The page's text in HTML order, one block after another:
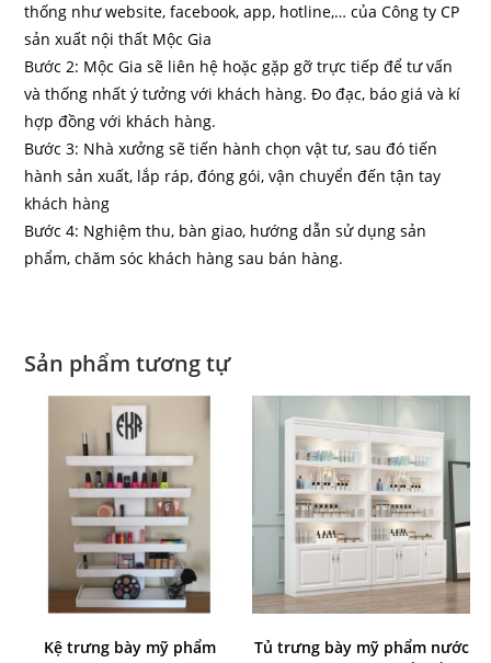
thống như website, facebook, app, hotline,… của Công ty CP
sản xuất nội thất Mộc Gia
Bước 2: Mộc Gia sẽ liên hệ hoặc gặp gỡ trực tiếp để tư vấn
và thống nhất ý tưởng với khách hàng. Đo đạc, báo giá và kí
hợp đồng với khách hàng.
Bước 3: Nhà xưởng sẽ tiến hành chọn vật tư, sau đó tiến
hành sản xuất, lắp ráp, đóng gói, vận chuyển đến tận tay
khách hàng
Bước 4: Nghiệm thu, bàn giao, hướng dẫn sử dụng sản
phẩm, chăm sóc khách hàng sau bán hàng.
Sản phẩm tương tự
Kệ trưng bày mỹ phẩm
Tủ trưng bày mỹ phẩm nước